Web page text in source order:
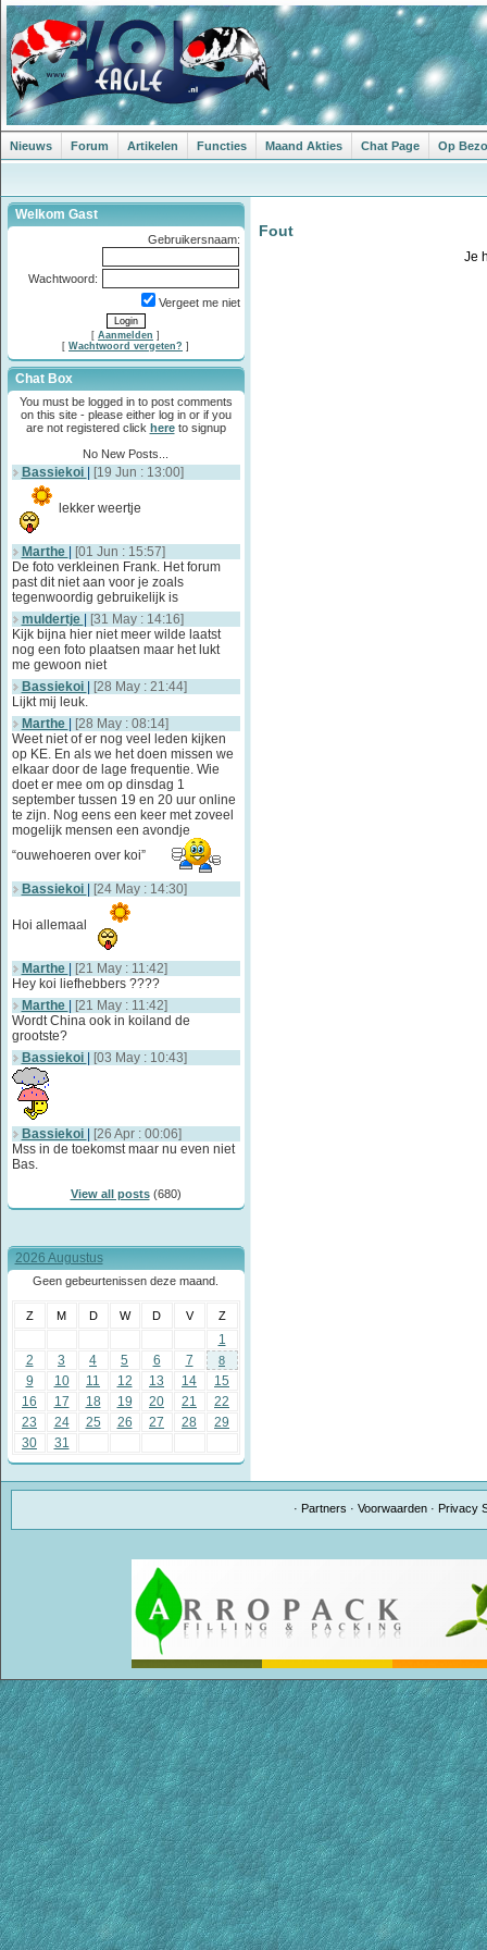
Nieuws Forum Artikelen Functies Maand Akties Chat Page Op
Welkom Gast
Gebruikersnaam:
Wachtwoord:
Vergeet me niet
[ Aanmelden ]
[ Wachtwoord vergeten? ]
Chat Box
You must be logged in to post comments
on this site - please either log in or if you
are not registered click hereto signup
No New Posts...
Bassiekoi [19 Jun : 13:00]
lekker weertje
Marthe
[01 Jun : 15:57]
De foto verkleinen Frank. Het forum
past dit niet aan voor je zoals
tegenwoordig gebruikelijk is
muldertje
[31 May : 14:16]
Kijk bijna hier niet meer wilde laatst
nog een foto plaatsen maar het lukt
me gewoon niet
Bassiekoi
[28 May : 21:44]
Lijkt mij leuk.
Marthe
[28 May : 08:14]
Weet niet of er nog veel leden kijken
op KE. En als we het doen missen we
elkaar door de lage frequentie. Wie
doet er mee om op dinsdag 1
september tussen 19 en 20 uur online
te zijn. Nog eens een keer met zoveel
mogelijk mensen een avondje
“ouwehoeren over koi”
Bassiekoi [24 May : 14:30]
Hoi allemaal
Marthe
[21 May : 11:42]
Hey koi liefhebbers ????
Marthe
[21 May : 11:42]
Wordt China ook in koiland de
grootste?
Bassiekoi
[03 May : 10:43]
Bassiekoi
[26 Apr : 00:06]
Mss in de toekomst maar nu even niet
Bas.
View all posts(680)
2026 Augustus
Geen gebeurtenissen deze maand.
Z M D W D V Z
1
2
3 4 5 6 7 8
9 10 11 12 13 14
15
16
17 18 19 20 21
22
23
24 25 26 27 28
29
30
31
Fout
Je
· Partners ·Voorwaarden · Privacy